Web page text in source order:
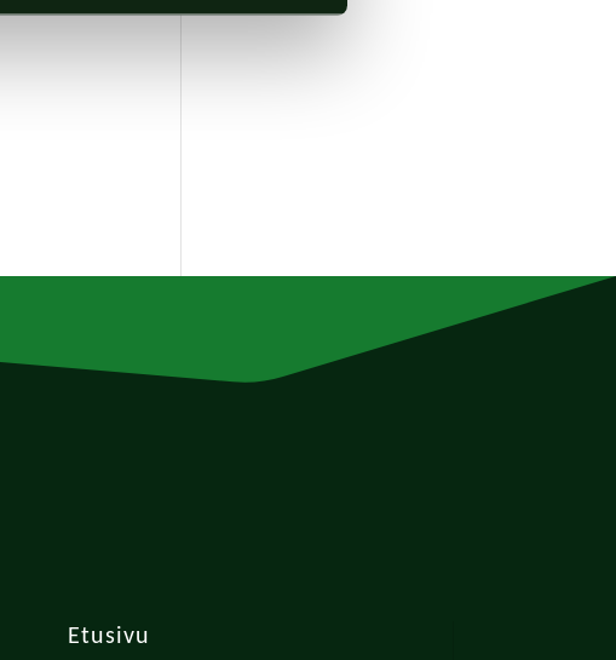
Etusivu